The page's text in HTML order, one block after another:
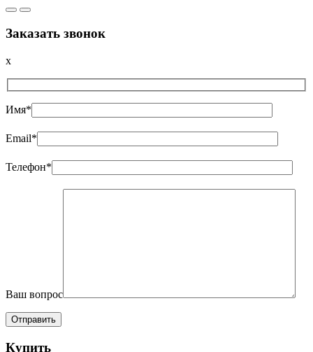
Заказать звонок
x
Имя*
Email*
Телефон*
Ваш вопрос
Купить